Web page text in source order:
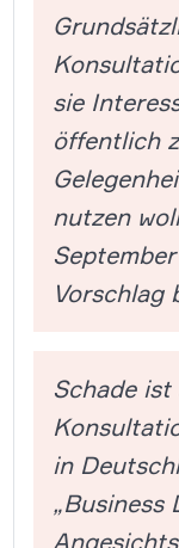
sie
öffentlich
nutzen
Vorschlag
Schade ist
in
„Business